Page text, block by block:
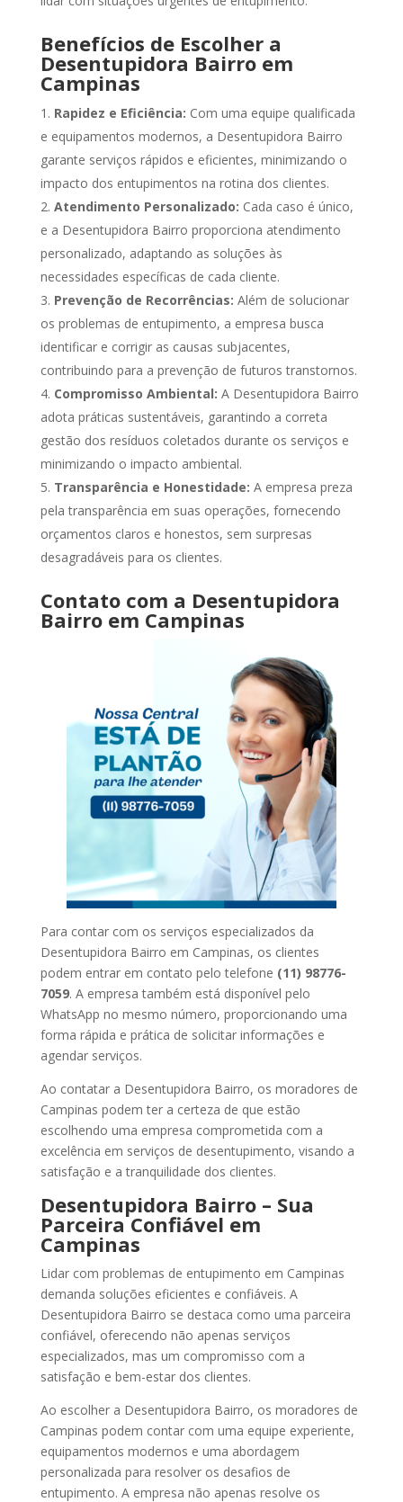
Benefícios de Escolher a
Desentupidora Bairro em
Campinas
Rapidez e Eficiência: Com uma equipe qualificada
e equipamentos modernos, a Desentupidora Bairro
garante serviços rápidos e eficientes, minimizando o
impacto dos entupimentos na rotina dos clientes.
Atendimento Personalizado: Cada caso é único,
e a Desentupidora Bairro proporciona atendimento
personalizado, adaptando as soluções às
necessidades específicas de cada cliente.
Prevenção de Recorrências: Além de solucionar
os problemas de entupimento, a empresa busca
identificar e corrigir as causas subjacentes,
contribuindo para a prevenção de futuros transtornos.
Compromisso Ambiental: A Desentupidora Bairro
adota práticas sustentáveis, garantindo a correta
gestão dos resíduos coletados durante os serviços e
minimizando o impacto ambiental.
Transparência e Honestidade: A empresa preza
pela transparência em suas operações, fornecendo
orçamentos claros e honestos, sem surpresas
desagradáveis para os clientes.
Contato com a Desentupidora
Bairro em Campinas
Para contar com os serviços especializados da
Desentupidora Bairro em Campinas, os clientes
podem entrar em contato pelo telefone (11) 98776-
7059. A empresa também está disponível pelo
WhatsApp no mesmo número, proporcionando uma
forma rápida e prática de solicitar informações e
agendar serviços.
Ao contatar a Desentupidora Bairro, os moradores de
Campinas podem ter a certeza de que estão
escolhendo uma empresa comprometida com a
excelência em serviços de desentupimento, visando a
satisfação e a tranquilidade dos clientes.
Desentupidora Bairro – Sua
Parceira Confiável em
Campinas
Lidar com problemas de entupimento em Campinas
demanda soluções eficientes e confiáveis. A
Desentupidora Bairro se destaca como uma parceira
confiável, oferecendo não apenas serviços
especializados, mas um compromisso com a
satisfação e bem-estar dos clientes.
Ao escolher a Desentupidora Bairro, os moradores de
Campinas podem contar com uma equipe experiente,
equipamentos modernos e uma abordagem
personalizada para resolver os desafios de
entupimento. A empresa não apenas resolve os